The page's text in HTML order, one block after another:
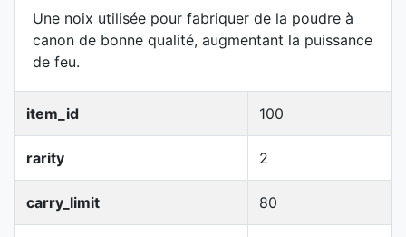
Une noix utilisée pour fabriquer de la poudre à
canon de bonne qualité, augmentant la puissance
de feu.
item_id 100
rarity 2
carry_limit 80